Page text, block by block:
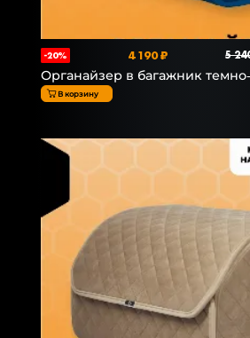
-20% 4 190 ₽ 5
Органайзер в багажник
В корзину